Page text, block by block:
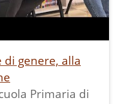
genere, alla
Primaria di